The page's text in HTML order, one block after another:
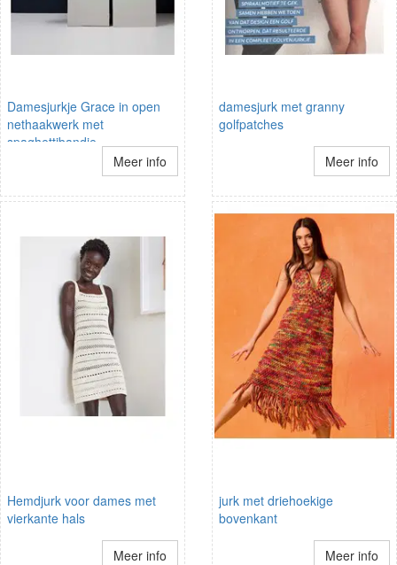
Damesjurkje Grace in open
nethaakwerk met
spaghettibandje
Meer info
damesjurk met granny
golfpatches
Meer info
Hemdjurk voor dames met
vierkante hals
Meer info
jurk met driehoekige
bovenkant
Meer info